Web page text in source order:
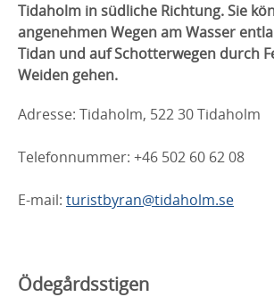
Tidaholm in südliche Richtung.Sie
angenehmen Wegen am Wasser
Tidan und auf Schotterwegen durch
Weiden gehen.
Adresse: Tidaholm, 522 30 Tidaholm
Telefonnummer: +46 502 60 62 08
E-mail: turistbyran@tidaholm.se
Ödegårdsstigen